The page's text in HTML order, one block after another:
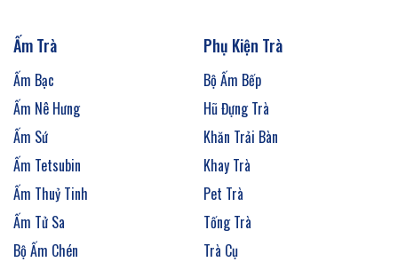
Ấm Trà
Ấm Bạc
Ấm Nê Hưng
Ấm Sứ
Ấm Tetsubin
Ấm Thuỷ Tinh
Ấm Tử Sa
Bộ Ấm Chén
Phụ Kiện Trà
Bộ Ấm Bếp
Hũ Đựng Trà
Khăn Trải Bàn
Khay Trà
Pet Trà
Tống Trà
Trà Cụ